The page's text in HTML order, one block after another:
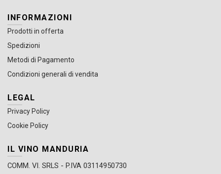
INFORMAZIONI
Prodotti in offerta
Spedizioni
Metodi di Pagamento
Condizioni generali di vendita
LEGAL
Privacy Policy
Cookie Policy
IL VINO MANDURIA
COMM. VI. SRLS - P.IVA 03114950730